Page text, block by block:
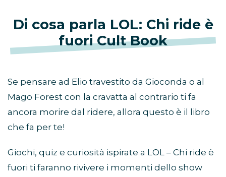
Di cosa parla LOL: Chi ride è
fuori Cult Book
Se pensare ad Elio travestito da Gioconda o al
Mago Forest con la cravatta al contrario ti fa
ancora morire dal ridere, allora questo è il libro
che fa per te!
Giochi, quiz e curiosità ispirate a LOL – Chi ride è
fuori ti faranno rivivere i momenti dello show